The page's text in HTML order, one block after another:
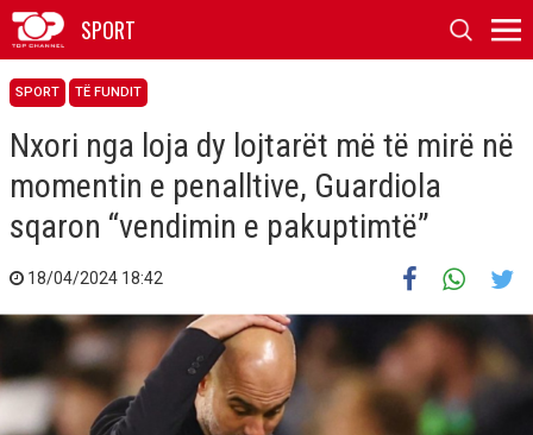
SPORT
SPORT TË FUNDIT
Nxori nga loja dy lojtarët më të mirë në
momentin e penalltive, Guardiola
sqaron “vendimin e pakuptimtë”
18/04/2024 18:42